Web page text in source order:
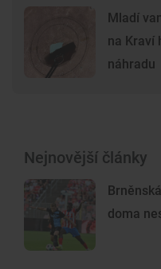
Mladí
na Kraví
náhradu
Nejnovější články
doma